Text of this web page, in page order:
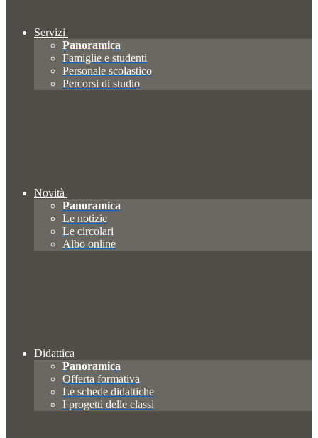
Servizi
Panoramica
Famiglie e studenti
Personale scolastico
Percorsi di studio
Novità
Panoramica
Le notizie
Le circolari
Albo online
Didattica
Panoramica
Offerta formativa
Le schede didattiche
I progetti delle classi